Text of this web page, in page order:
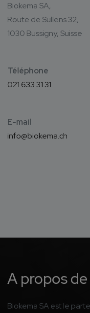
Biokema SA,
Route de Sullens 32,
1030 Bussigny, Suisse
Téléphone
021 633 31 31
E-mail
info@biokema.ch
A propos
Biokema SA est le